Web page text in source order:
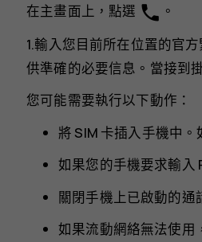
在主畫面上，點選 phone 。
1.輸入您目前所在位置的官
供準確的必要信息。當接到
您可能需要執行以下動作：
將 SIM 卡插入手機中
如果您的手機要求輸入
關閉手機上已啟動的通
如果流動網絡無法使用